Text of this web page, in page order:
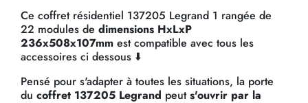
Ce coffret résidentiel 137205 Legrand 1 rangée de
22 modules de dimensions HxLxP
236x508x107mm est compatible avec tous les
accessoires ci dessous ⬇️
Pensé pour s'adapter à toutes les situations, la porte
du coffret 137205 Legrand peuts'ouvrir par la